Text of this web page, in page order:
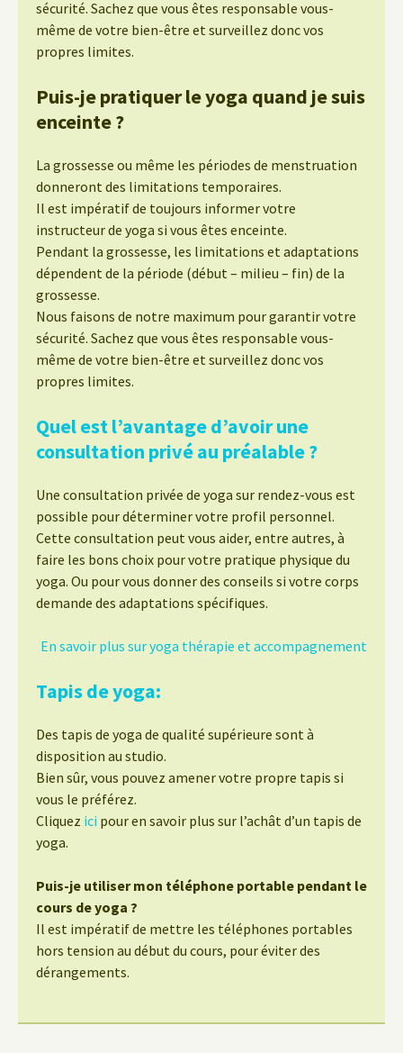
sécurité. Sachez que vous êtes responsable vous-
même de votre bien-être et surveillez donc vos
propres limites.
Puis-je pratiquer le yoga quand je suis
enceinte ?
La grossesse ou même les périodes de menstruation
donneront des limitations temporaires.
Il est impératif de toujours informer votre
instructeur de yoga si vous êtes enceinte.
Pendant la grossesse, les limitations et adaptations
dépendent de la période (début – milieu – fin) de la
grossesse.
Nous faisons de notre maximum pour garantir votre
sécurité. Sachez que vous êtes responsable vous-
même de votre bien-être et surveillez donc vos
propres limites.
Quel est l’avantage d’avoir une
consultation privé au préalable ?
Une consultation privée de yoga sur rendez-vous est
possible pour déterminer votre profil personnel.
Cette consultation peut vous aider, entre autres, à
faire les bons choix pour votre pratique physique du
yoga. Ou pour vous donner des conseils si votre corps
demande des adaptations spécifiques.
En savoir plus sur yoga thérapie et accompagnement
Tapis de yoga:
Des tapis de yoga de qualité supérieure sont à
disposition au studio.
Bien sûr, vous pouvez amener votre propre tapis si
vous le préférez.
Cliquez ici pour en savoir plus sur l’achât d’un tapis de
yoga.
Puis-je utiliser mon téléphone portable pendant le
cours de yoga ?
Il est impératif de mettre les téléphones portables
hors tension au début du cours, pour éviter des
dérangements.